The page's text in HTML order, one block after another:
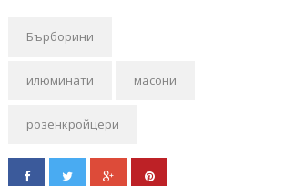
Бърборини
илюминати масони
розенкройцери